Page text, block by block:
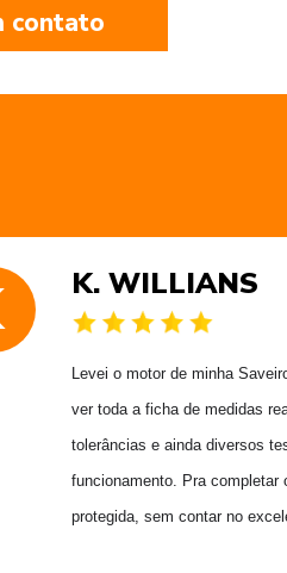
contato
K. WILLIANS
Levei o motor de minha
ver toda a ficha de medidas
tolerâncias e ainda diversos
funcionamento. Pra completar
protegida, sem contar no